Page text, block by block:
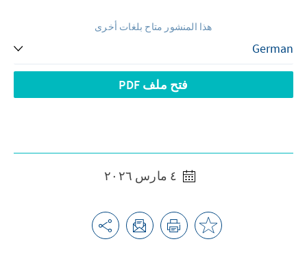
هذا المنشور متاح بلغات أخرى
فتح ملف PDF